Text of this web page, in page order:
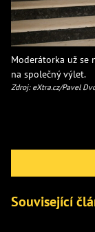
Moderátorka už se
na společný výlet.
Zdroj: eXtra.cz/Pavel
Související